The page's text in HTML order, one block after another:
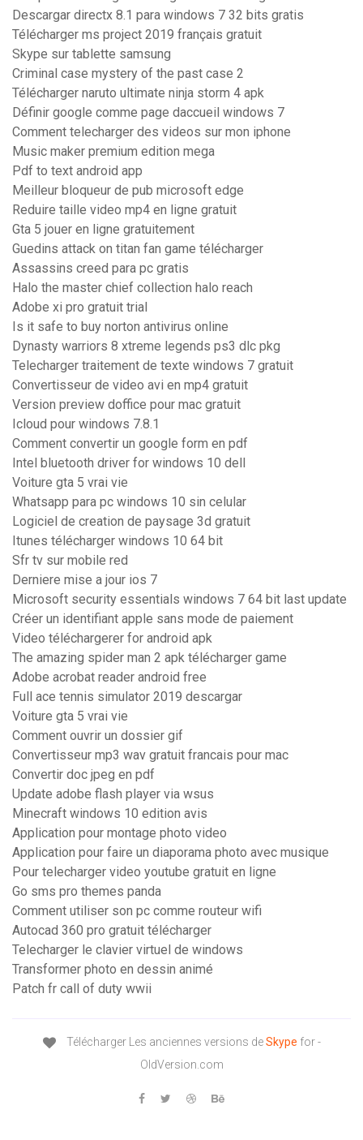
Descargar directx 8.1 para windows 7 32 bits gratis
Télécharger ms project 2019 français gratuit
Skype sur tablette samsung
Criminal case mystery of the past case 2
Télécharger naruto ultimate ninja storm 4 apk
Définir google comme page daccueil windows 7
Comment telecharger des videos sur mon iphone
Music maker premium edition mega
Pdf to text android app
Meilleur bloqueur de pub microsoft edge
Reduire taille video mp4 en ligne gratuit
Gta 5 jouer en ligne gratuitement
Guedins attack on titan fan game télécharger
Assassins creed para pc gratis
Halo the master chief collection halo reach
Adobe xi pro gratuit trial
Is it safe to buy norton antivirus online
Dynasty warriors 8 xtreme legends ps3 dlc pkg
Telecharger traitement de texte windows 7 gratuit
Convertisseur de video avi en mp4 gratuit
Version preview doffice pour mac gratuit
Icloud pour windows 7.8.1
Comment convertir un google form en pdf
Intel bluetooth driver for windows 10 dell
Voiture gta 5 vrai vie
Whatsapp para pc windows 10 sin celular
Logiciel de creation de paysage 3d gratuit
Itunes télécharger windows 10 64 bit
Sfr tv sur mobile red
Derniere mise a jour ios 7
Microsoft security essentials windows 7 64 bit last update
Créer un identifiant apple sans mode de paiement
Video téléchargerer for android apk
The amazing spider man 2 apk télécharger game
Adobe acrobat reader android free
Full ace tennis simulator 2019 descargar
Voiture gta 5 vrai vie
Comment ouvrir un dossier gif
Convertisseur mp3 wav gratuit francais pour mac
Convertir doc jpeg en pdf
Update adobe flash player via wsus
Minecraft windows 10 edition avis
Application pour montage photo video
Application pour faire un diaporama photo avec musique
Pour telecharger video youtube gratuit en ligne
Go sms pro themes panda
Comment utiliser son pc comme routeur wifi
Autocad 360 pro gratuit télécharger
Telecharger le clavier virtuel de windows
Transformer photo en dessin animé
Patch fr call of duty wwii
Télécharger Les anciennes versions deSkype for -
OldVersion.com